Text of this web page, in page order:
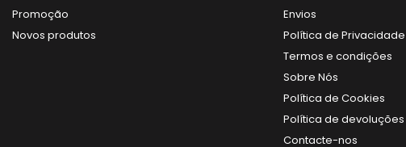
Promoção
Novos produtos
Envios
Política de Privacidade
Termos e condições
Sobre Nós
Política de Cookies
Política de devoluções
Contacte-nos